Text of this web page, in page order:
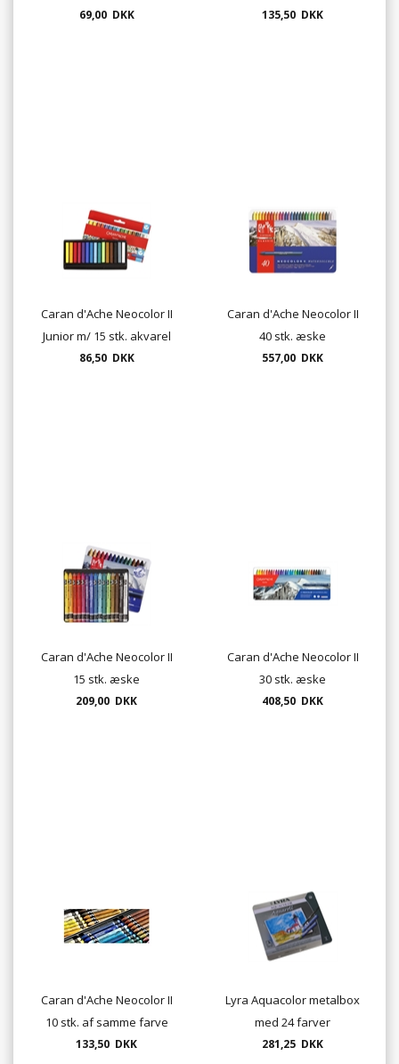
69,00 DKK 135,50 DKK
Caran d'Ache Neocolor II
Junior m/ 15 stk. akvarel
pastel
86,50 DKK
Caran d'Ache Neocolor II
40 stk. æske
557,00 DKK
Caran d'Ache Neocolor II
15 stk. æske
209,00 DKK
Caran d'Ache Neocolor II
30 stk. æske
408,50 DKK
Caran d'Ache Neocolor II
10 stk. af samme farve
133,50 DKK
Lyra Aquacolor metalbox
med 24 farver
281,25 DKK